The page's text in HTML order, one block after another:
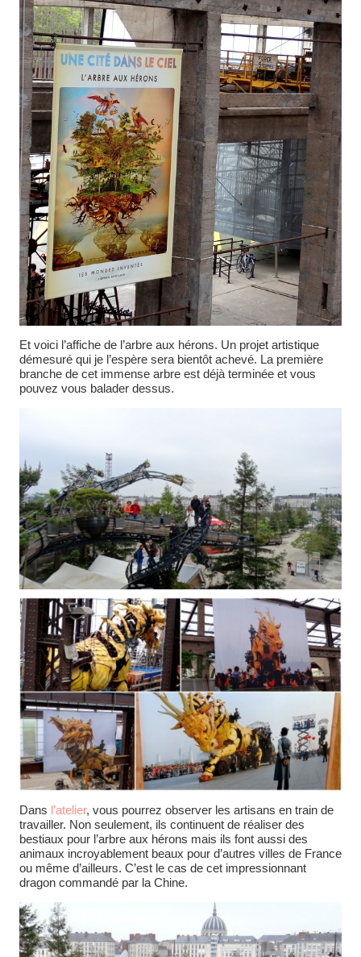
Et voici l’affiche de l’arbre aux hérons. Un projet artistique
démesuré qui je l’espère sera bientôt achevé. La première
branche de cet immense arbre est déjà terminée et vous
pouvez vous balader dessus.
Dans l’atelier, vous pourrez observer les artisans en train de
travailler. Non seulement, ils continuent de réaliser des
bestiaux pour l’arbre aux hérons mais ils font aussi des
animaux incroyablement beaux pour d’autres villes de France
ou même d’ailleurs. C’est le cas de cet impressionnant
dragon commandé par la Chine.